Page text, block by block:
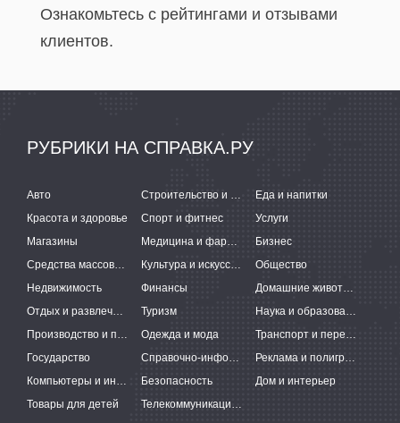
Ознакомьтесь с рейтингами и отзывами
клиентов.
РУБРИКИ НА СПРАВКА.РУ
Авто Строительство и ремонт
Еда и напитки
Красота и здоровье
Спорт и фитнес
Услуги
Магазины
Медицина и фармацевтика
Бизнес
Средства массовой информации
Культура и искусство
Общество
Недвижимость
Финансы
Домашние животные
Отдых и развлечения
Туризм
Наука и образование
Производство и поставки
Одежда и мода
Транспорт и перевозки
Государство
Справочно-информационные системы
Реклама и полиграфия
Компьютеры и интернет
Безопасность
Дом и интерьер
Товары для детей
Телекоммуникации и связь